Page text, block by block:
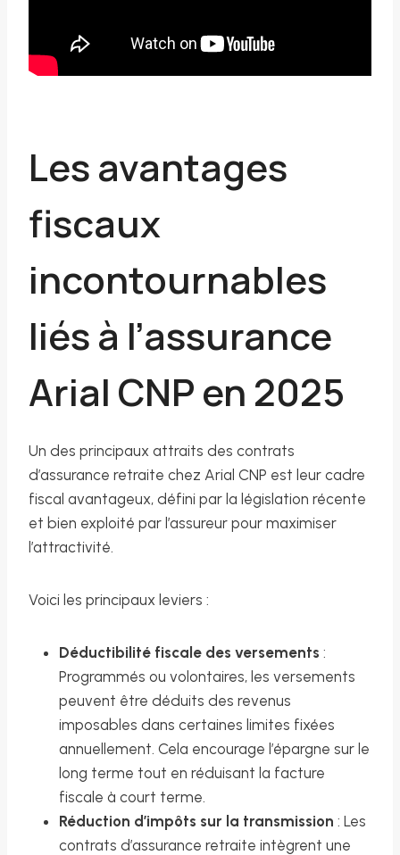
Les avantages
fiscaux
incontournables
liés à l’assurance
Arial CNP en 2025
Un des principaux attraits des contrats
d’assurance retraite chez Arial CNP est leur cadre
fiscal avantageux, défini par la législation récente
et bien exploité par l’assureur pour maximiser
l’attractivité.
Voici les principaux leviers :
Déductibilité fiscale des versements :
Programmés ou volontaires, les versements
peuvent être déduits des revenus
imposables dans certaines limites fixées
annuellement. Cela encourage l’épargne sur le
long terme tout en réduisant la facture
fiscale à court terme.
Réduction d’impôts sur la transmission : Les
contrats d’assurance retraite intègrent une